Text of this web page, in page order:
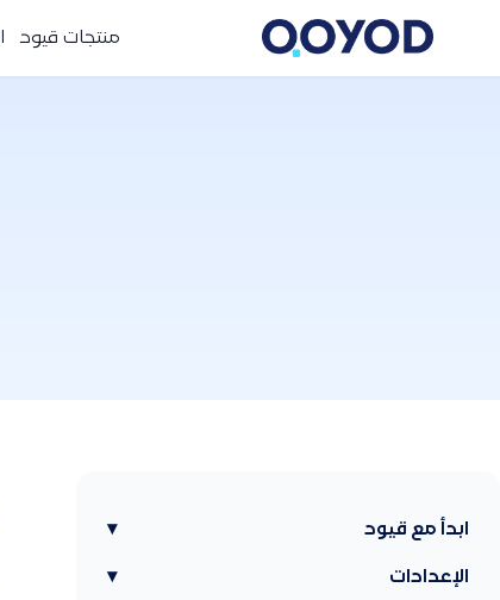
منتجات قيود
ابدأ مع قيود ▾
الإعدادات ▾